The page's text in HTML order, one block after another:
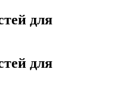
для
для